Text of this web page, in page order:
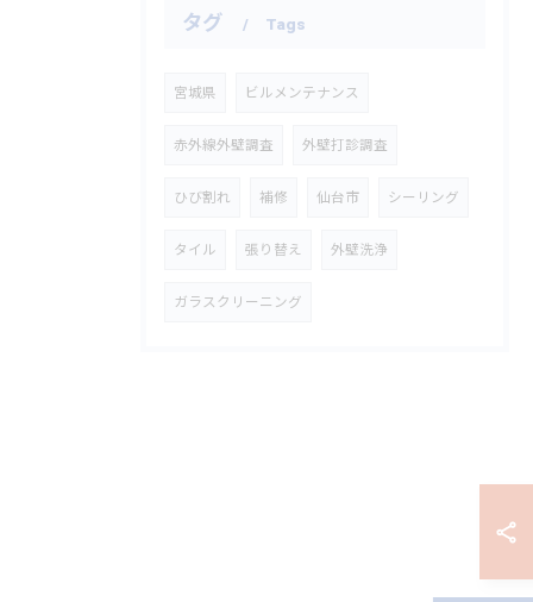
タグ Tags
宮城県 ビルメンテナンス
赤外線外壁調査 外壁打診調査
ひび割れ 補修 仙台市 シーリング
タイル 張り替え 外壁洗浄
ガラスクリーニング